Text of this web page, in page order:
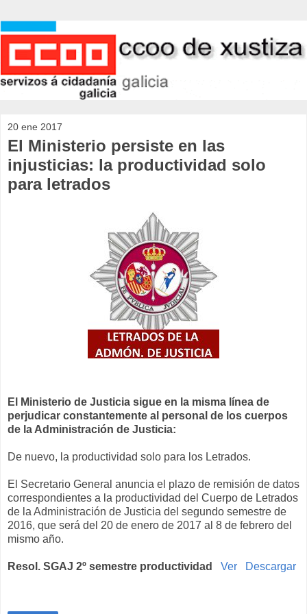
20 ene 2017
El Ministerio persiste en las
injusticias: la productividad solo
para letrados
El Ministerio de Justicia sigue en la misma línea de
perjudicar constantemente al personal de los cuerpos
de la Administración de Justicia:
De nuevo, la productividad solo para los Letrados.
El Secretario General anuncia el plazo de remisión de datos
correspondientes a la productividad del Cuerpo de Letrados
de la Administración de Justicia del segundo semestre de
2016, que será del 20 de enero de 2017 al 8 de febrero del
mismo año.
Resol. SGAJ 2º semestre productividad Ver Descargar